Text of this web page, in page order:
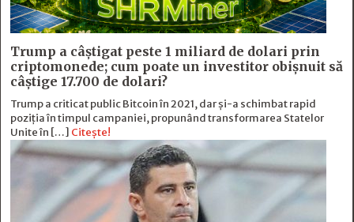
Trump a câștigat peste 1 miliard de dolari prin
criptomonede; cum poate un investitor obișnuit să
câștige 17.700 de dolari?
Trump a criticat public Bitcoin în 2021, dar și-a schimbat rapid
poziția în timpul campaniei, propunând transformarea Statelor
Unite în […] Citește!